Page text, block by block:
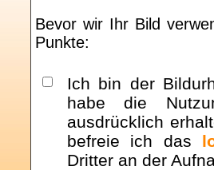
Bevor wir Ihr Bild
Punkte:
Ich bin der
habe die
ausdrücklich
befreie ich das
Dritter an der